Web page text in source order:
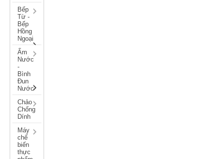
Bếp
Từ -
Bếp
Hồng
Ngoại
Ấm
Nước
-
Bình
Đun
Nước
Chảo
Chống
Dính
Máy
chế
biến
thực